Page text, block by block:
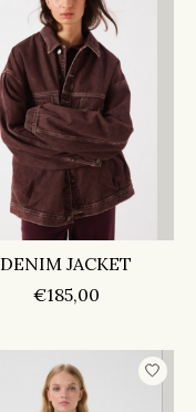
DENIM JACKET
€185,00